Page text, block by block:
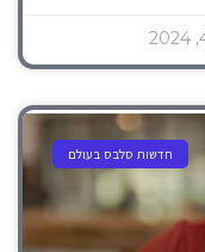
חדשות סלבס בעולם